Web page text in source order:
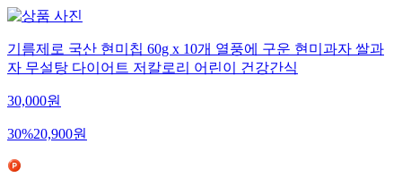
기름제로 국산 현미칩 60g x 10개 열풍에 구운 현미과자 쌀과
자 무설탕 다이어트 저칼로리 어린이 건강간식
30,000원
30%20,900원